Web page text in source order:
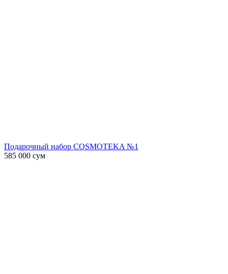
Подарочный набор COSMOTEKA №1
585 000 сум